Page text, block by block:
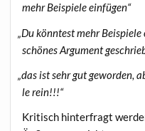
mehr Bei­spie­le einfügen“
„Du könn­test mehr
schö­nes Argu­ment
„das ist sehr gut gewor­den,
le rein!!!“
Kri­tisch hin­ter­fragt